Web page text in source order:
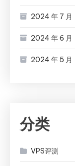
2024 年 7 月
2024 年 6 月
2024 年 5 月
分类
VPS评测